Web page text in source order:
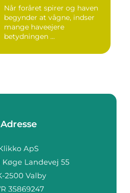
Når foråret spirer og haven
begynder at vågne, indser
mange haveejere
betydningen ...
Adresse